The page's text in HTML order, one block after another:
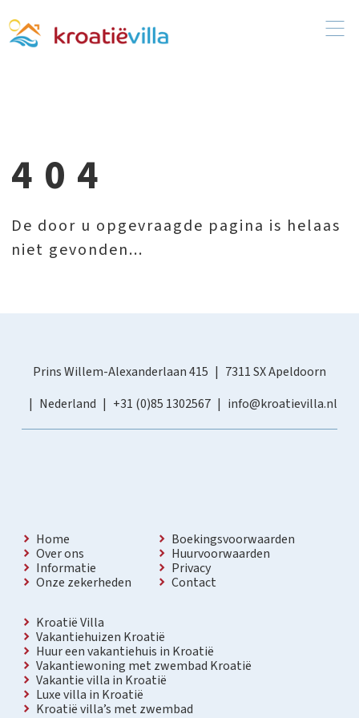
404
De door u opgevraagde pagina is helaas
niet gevonden...
Prins Willem-Alexanderlaan 415
7311 SX Apeldoorn
Nederland
+31 (0)85 1302567 info@kroatievilla.nl
Home
Over ons
Informatie
Onze zekerheden
Boekingsvoorwaarden
Huurvoorwaarden
Privacy
Contact
Kroatië Villa
Vakantiehuizen Kroatië
Huur een vakantiehuis in Kroatië
Vakantiewoning met zwembad Kroatië
Vakantie villa in Kroatië
Luxe villa in Kroatië
Kroatië villa’s met zwembad